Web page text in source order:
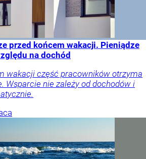
przed końcem wakacji. Pieniądze
na dochód
wakacji część pracowników otrzyma
Wsparcie nie zależy od dochodów i